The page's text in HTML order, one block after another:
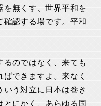
を無くす、世界平和を
確認する場です。平和
るのではなく、来ても
できますよ。来なく
いう対立に日本は巻き
とにかく、あらゆる国